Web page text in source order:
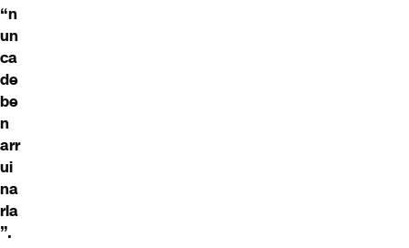
“n
un
ca
de
be
n
arr
ui
na
rla
”.